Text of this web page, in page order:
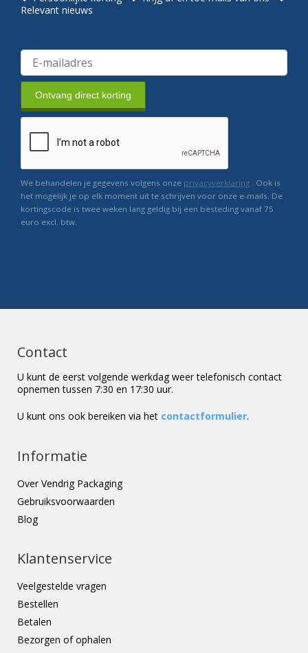
Relevant nieuws
Ontvang direct korting
We behandelen je gegevens volgens onze privacyverklaring . Ook is
het mogelijk je op elk moment uit te schrijven voor onze e-mails. De
kortingscode is twee weken lang geldig bij een besteding vanaf 75
euro excl. btw.
Contact
U kunt de eerst volgende werkdag weer telefonisch contact
opnemen tussen 7:30 en 17:30 uur.
U kunt ons ook bereiken via het contactformulier.
Informatie
Over Vendrig Packaging
Gebruiksvoorwaarden
Blog
Klantenservice
Veelgestelde vragen
Bestellen
Betalen
Bezorgen of ophalen